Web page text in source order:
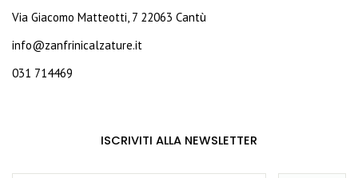
Via Giacomo Matteotti, 7 22063 Cantù
info@zanfrinicalzature.it
031 714469
ISCRIVITI ALLA NEWSLETTER